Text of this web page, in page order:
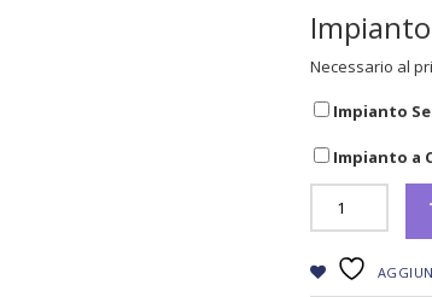
Necessario al
Impianto
Impianto a